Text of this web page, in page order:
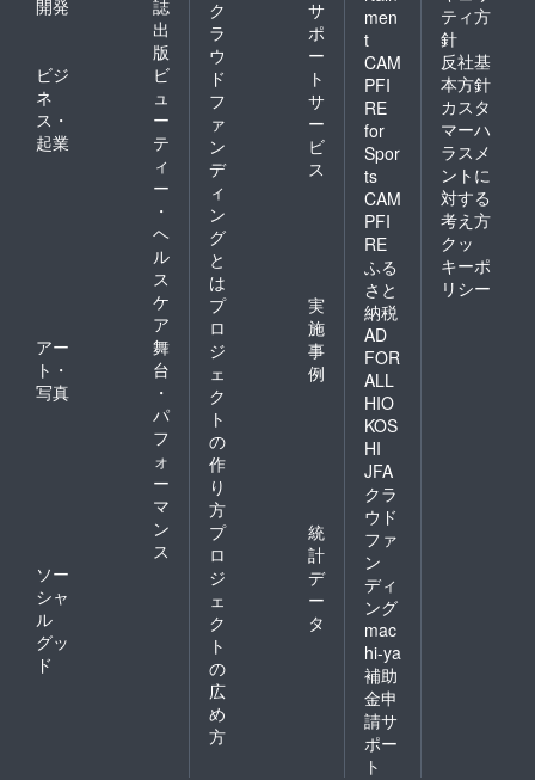
開発
誌
出
版
ビジ
ネ
ス・
起業
ビ
ュ
ー
テ
ィ
ー
・
ヘ
ル
ス
ケ
ア
アー
ト・
写真
舞
台
・
パ
フ
ォ
ー
マ
ン
ス
ソー
シャ
ル
グッ
ド
ク
ラ
ウ
ド
フ
ァ
ン
デ
ィ
ン
グ
と
は
サ
ポ
ー
ト
サ
ー
ビ
ス
プ
ロ
ジ
ェ
ク
ト
の
作
り
方
実
施
事
例
プ
ロ
ジ
ェ
ク
ト
の
広
め
方
統
計
デ
ー
タ
men
t
CAM
PFI
RE
for
Spor
ts
CAM
PFI
RE
ふる
さと
納税
AD
FOR
ALL
HIO
KOS
HI
JFA
クラ
ウド
ファ
ン
ディ
ング
mac
hi-ya
補助
金申
請サ
ポー
ト
ティ方
針
反社基
本方針
カスタ
マーハ
ラスメ
ントに
対する
考え方
クッ
キーポ
リシー